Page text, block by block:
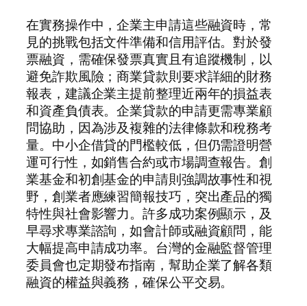
在實務操作中，企業主申請這些融資時，常
見的挑戰包括文件準備和信用評估。對於發
票融資，需確保發票真實且有追蹤機制，以
避免詐欺風險；商業貸款則要求詳細的財務
報表，建議企業主提前整理近兩年的損益表
和資產負債表。企業貸款的申請更需專業顧
問協助，因為涉及複雜的法律條款和稅務考
量。中小企借貸的門檻較低，但仍需證明營
運可行性，如銷售合約或市場調查報告。創
業基金和初創基金的申請則強調故事性和視
野，創業者應練習簡報技巧，突出產品的獨
特性與社會影響力。許多成功案例顯示，及
早尋求專業諮詢，如會計師或融資顧問，能
大幅提高申請成功率。台灣的金融監督管理
委員會也定期發布指南，幫助企業了解各類
融資的權益與義務，確保公平交易。